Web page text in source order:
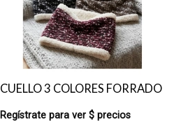
CUELLO 3 COLORES FORRADO
Regístrate para ver $ precios